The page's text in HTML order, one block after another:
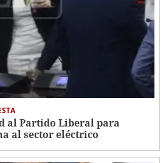
al Partido Liberal para
al sector eléctrico